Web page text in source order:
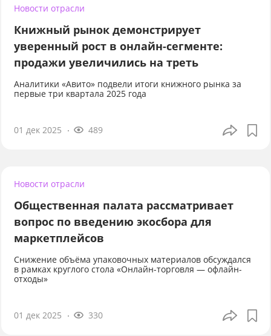
Новости отрасли
Книжный рынок демонстрирует
уверенный рост в онлайн-сегменте:
продажи увеличились на треть
Аналитики «Авито» подвели итоги книжного рынка за
первые три квартала 2025 года
01 дек 2025 489
Новости отрасли
Общественная палата рассматривает
вопрос по введению экосбора для
маркетплейсов
Снижение объёма упаковочных материалов обсуждался
в рамках круглого стола «Онлайн-торговля — офлайн-
отходы»
01 дек 2025 330